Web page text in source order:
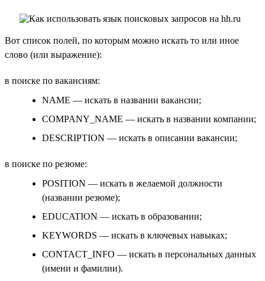
Вот список полей, по которым можно искать то или иное
слово (или выражение):
в поиске по вакансиям:
NAME — искать в названии вакансии;
COMPANY_NAME — искать в названии компании;
DESCRIPTION — искать в описании вакансии;
в поиске по резюме:
POSITION — искать в желаемой должности
(названии резюме);
EDUCATION — искать в образовании;
KEYWORDS — искать в ключевых навыках;
CONTACT_INFO — искать в персональных данных
(имени и фамилии).